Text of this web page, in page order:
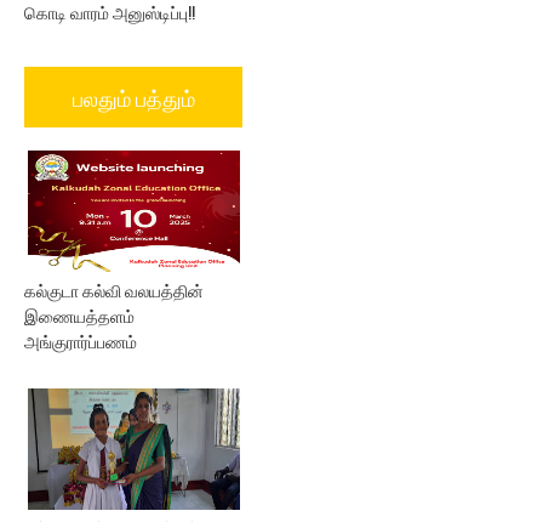
கொடி வாரம் அனுஸ்டிப்பு!!
பலதும் பத்தும்
கல்குடா கல்வி வலயத்தின்
இணையத்தளம்
அங்குரார்ப்பணம்